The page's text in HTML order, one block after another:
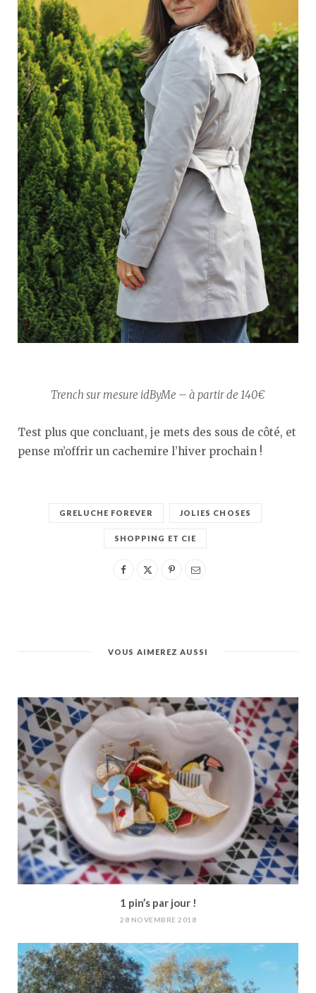
Trench sur mesure idByMe – à partir de 140€
Test plus que concluant, je mets des sous de côté, et
pense m’offrir un cachemire l’hiver prochain !
GRELUCHE FOREVER JOLIES CHOSES
SHOPPING ET CIE
VOUS AIMEREZ AUSSI
1 pin’s par jour !
28 NOVEMBRE 2018